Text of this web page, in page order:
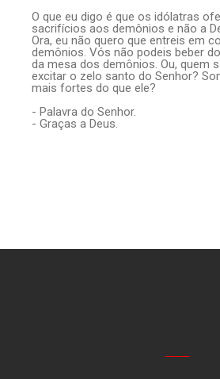
O que eu digo é que os idólatras
sacrifícios aos demônios e não a
Ora, eu não quero que entreis em
demônios. Vós não podeis beber
da mesa dos demônios. Ou, quem
excitar o zelo santo do Senhor?
mais fortes do que ele?
- Palavra do Senhor.
- Graças a Deus.